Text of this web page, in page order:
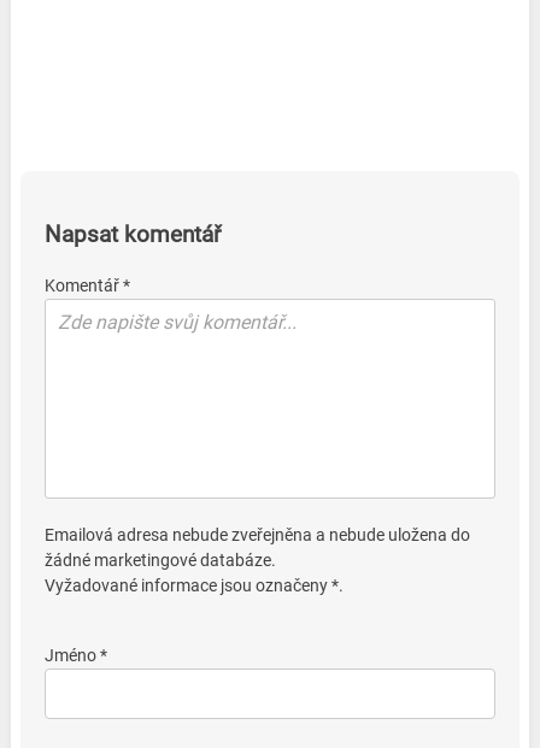
Napsat komentář
Komentář *
Emailová adresa nebude zveřejněna a nebude uložena do
žádné marketingové databáze.
Vyžadované informace jsou označeny *.
Jméno *